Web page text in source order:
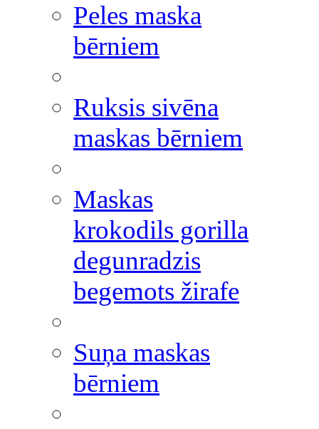
Peles maska
bērniem
Ruksis sivēna
maskas bērniem
Maskas
krokodils gorilla
degunradzis
begemots žirafe
Suņa maskas
bērniem